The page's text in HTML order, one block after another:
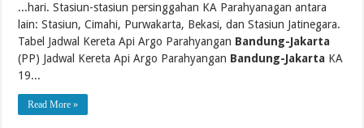
...hari. Stasiun-stasiun persinggahan KA Parahyanagan antara
lain: Stasiun, Cimahi, Purwakarta, Bekasi, dan Stasiun Jatinegara.
Tabel Jadwal Kereta Api Argo Parahyangan Bandung-Jakarta
(PP) Jadwal Kereta Api Argo Parahyangan Bandung-Jakarta KA
19...
Read More »